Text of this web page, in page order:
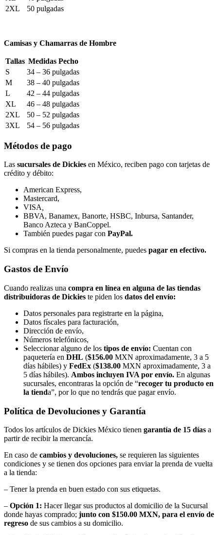
2XL
50 pulgadas
Camisas y Chamarras de Hombre
Tallas Medidas Pecho
S
34 – 36 pulgadas
M
38 – 40 pulgadas
L
42 – 44 pulgadas
XL
46 – 48 pulgadas
2XL
50 – 52 pulgadas
3XL
54 – 56 pulgadas
Métodos de pago
Las sucursales de Dickies en México, reciben pago con tarjetas de
crédito y débito:
American Express,
Mastercard,
VISA
BBVA, Banamex, Banorte, HSBC, Inbursa, Santander,
Banco Azteca y BanCoppel.
También puedes pagar con PayPal.
Si compras en la tienda personalmente, puedes pagar en efectivo.
Gastos de Envío
Cuando realizas una compra en línea en alguna de las tiendas
distribuidoras de Dickies te piden los datos del envío:
Datos personales para registrarte en la página,
Datos físcales para facturación,
Dirección de envío,
Números telefónicos,
Seleccionar alguno de los tipos de envío: Cuentan con
paquetería en DHL ($156.00 MXN aproximadamente, 3 a 5
días hábiles) y FedEx ($138.00 MXN aproximadamente, 3 a
5 días hábiles). Ambos incluyen IVA por envío. En algunas
sucursales, encontraras la opción de “recoger tu producto en
la tienda”, por lo que no tendrás que pagar envío.
Política de Devoluciones y Garantía
Todos los artículos de Dickies México tienen garantía de 15 días a
partir de recibir la mercancía.
En caso de cambios y devoluciones, se requieren las siguientes
condiciones y se tienen dos opciones para enviar la prenda de vuelta
a la tienda:
– Tener la prenda en buen estado con sus etiquetas.
– Opción 1: Hacer llegar sus productos al domicilio de la Sucursal
donde hayas comprado; junto con $150.00 MXN, para el envío de
regreso de sus cambios a su domicilio.